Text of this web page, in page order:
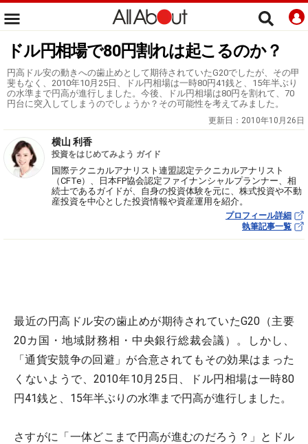
ドル円相場で80円割れは起こるのか？
円高ドル安の動きへの歯止めとして期待されていたG20でしたが、その甲
斐もなく、2010年10月25日、ドル円相場は一時80円41銭と、15年半ぶり
の水準まで円高が進行しました。今後、ドル円相場は80円を割れて、70
円台に突入してしまうのでしょうか？その可能性を考えてみました。
更新日： 2010年10月26日
横山 利香
投資をはじめてみよう ガイド
国際テクニカルアナリスト連盟認定テクニカルアナリスト
（CFTe）、日本FP協会認定ファイナンシャルプランナー、相
続士であるガイドが、自身の投資体験を元に、株式投資や不動
産投資を中心とした投資情報や資産運用を紹介。
プロフィール詳細
執筆記事一覧
最近の円高ドル安の歯止めが期待されていたG20（主要
20カ国・地域財務相・中央銀行総裁会議）。しかし、
「通貨安競争の回避」が合意されてもその効果はまった
くないようで、2010年10月25日、ドル円相場は一時80
円41銭と、15年半ぶりの水準まで円高が進行しました。
さすがに「一体どこまで円高が進むのだろう？」とドル